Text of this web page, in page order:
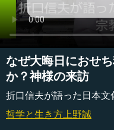
なぜ大晦日におせ
か？神様の来訪
折口信夫が語った日本文
哲学と生き方 上野誠